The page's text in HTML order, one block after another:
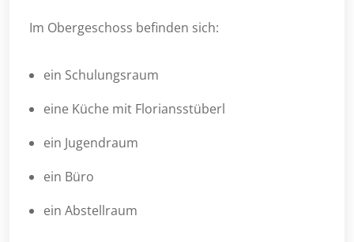
Im Obergeschoss befinden sich:
ein Schulungsraum
eine Küche mit Floriansstüberl
ein Jugendraum
ein Büro
ein Abstellraum